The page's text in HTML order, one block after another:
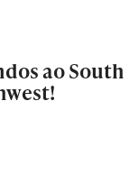
ao South